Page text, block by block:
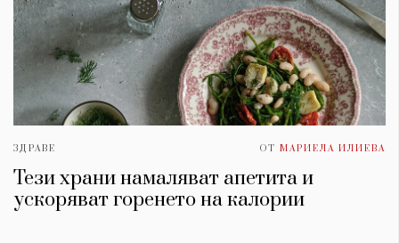
ЗДРАВЕ ОТ МАРИЕЛА ИЛИЕВА
Тези храни намаляват апетита и
ускоряват горенето на калории